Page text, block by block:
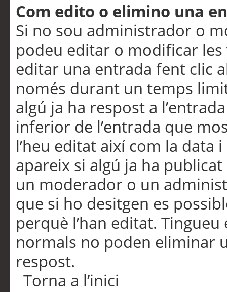
Com edito o elimino una
Si no sou administrador o
podeu editar o modificar
editar una entrada fent clic
només durant un temps
algú ja ha respost a
inferior de l’entrada que
l’heu editat així com la data
apareix si algú ja ha
un moderador o un
que si ho desitgen es
perquè l’han editat.
normals no poden eliminar
respost.
Torna a l’inici